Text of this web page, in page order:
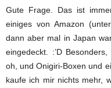
Gute Frage. Das ist
einiges von Amazon
dann aber mal in Japan
eingedeckt. :’D
oh, und Onigiri-Boxen und
kaufe ich mir nichts mehr,